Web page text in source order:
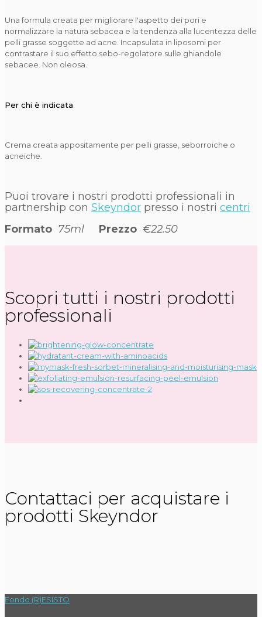
Una formula creata per migliorare l'aspetto dei pori e
normalizzare la natura sebacea e la tendenza alla lucentezza delle
pelli grasse soggette ad acne. Incapsulata in liposomi per
contrastare il suo effetto sebo-regolatore sulle ghiandole
sebacee. Non oleosa.
Per chi è indicata
Crema creata appositamente per pelli grasse, seborroiche o
acneiche.
Puoi trovare i nostri prodotti professionali in
partnership con Skeyndor presso i nostri centri
Formato 75ml Prezzo €22.50
Scopri tutti i nostri prodotti
professionali
Contattaci per acquistare i
prodotti Skeyndor
Fondo (R)ESISTO